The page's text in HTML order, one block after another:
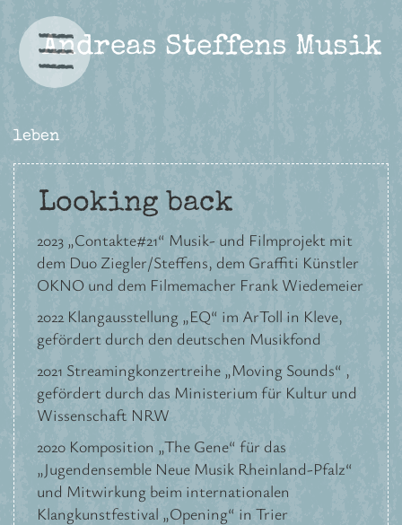
Andreas Steffens Musik
leben
Looking back
2023 „Contakte#21“ Musik- und Filmprojekt mit
dem Duo Ziegler/Steffens, dem Graffiti Künstler
OKNO und dem Filmemacher Frank Wiedemeier
2022 Klangausstellung „EQ“ im ArToll in Kleve,
gefördert durch den deutschen Musikfond
2021 Streamingkonzertreihe „Moving Sounds“ ,
gefördert durch das Ministerium für Kultur und
Wissenschaft NRW
2020 Komposition „The Gene“ für das
„Jugendensemble Neue Musik Rheinland-Pfalz“
und Mitwirkung beim internationalen
Klangkunstfestival „Opening“ in Trier